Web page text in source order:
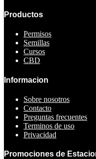
Productos
Permisos
Semillas
Cursos
CBD
Informacion
Sobre nosotros
Contacto
Preguntas frecuentes
Terminos de uso
Privacidad
Promociones de